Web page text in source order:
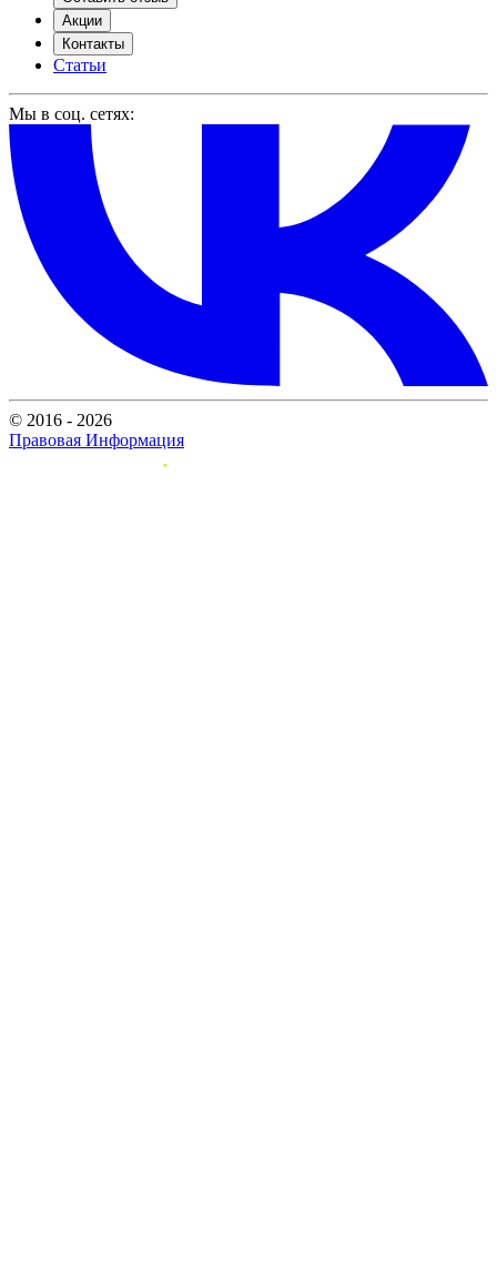
Акции
Контакты
Статьи
Мы в соц. сетях:
© 2016 - 2026
Правовая Информация